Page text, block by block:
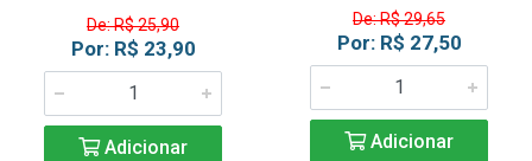
De: R$ 25,90
Por: R$ 23,90
Adicionar
De: R$ 29,65
Por: R$ 27,50
Adicionar